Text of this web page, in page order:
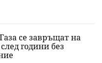
се завръщат на
години без